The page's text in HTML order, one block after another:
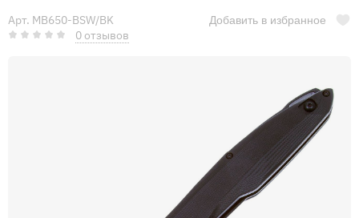
Арт. MB650-BSW/BK
0 отзывов
Добавить в избранное